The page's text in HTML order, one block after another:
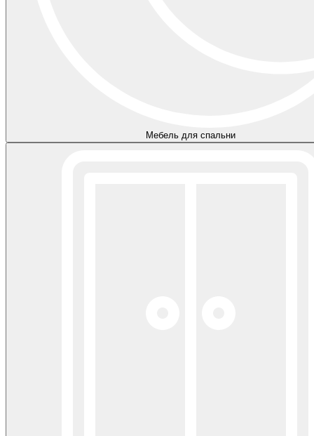
Мебель для спальни